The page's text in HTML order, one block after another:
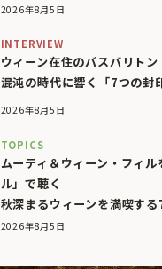
2026年8月5日
INTERVIEW
ウィーン在住のバスバリト
混沌の時代に響く「7つの封
2026年8月5日
TOPICS
ムーティ＆ウィーン・フィ
ル」で聴く
秋深まるウィーンを満喫する
2026年8月5日